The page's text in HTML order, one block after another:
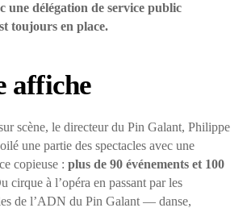
une délégation de service public
toujours en place.
affiche
scène, le directeur du Pin Galant, Philippe
une partie des spectacles avec une
copieuse : plus de 90 événements et 100
cirque à l’opéra en passant par les
de l’ADN du Pin Galant — danse,